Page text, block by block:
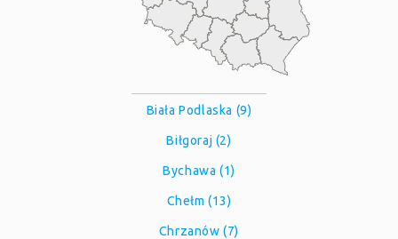
Biała Podlaska (9)
Biłgoraj (2)
Bychawa (1)
Chełm (13)
Chrzanów (7)